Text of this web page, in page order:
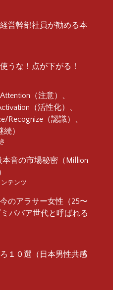
営幹部社員が勧める本
うな！点が下がる！
（注意）、
（活性化）、
Recognize（認識）、
）
音の市場秘密（Million
テンツ
のアラサー女性（25〜
ババア世代と呼ばれる
１０選（日本男性共感